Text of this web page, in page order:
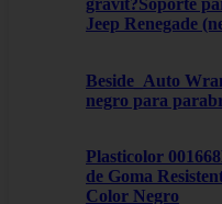
gravit?Soporte
Jeep Renegade
Beside_Auto
negro para
Plasticolor
de Goma
Color Negro